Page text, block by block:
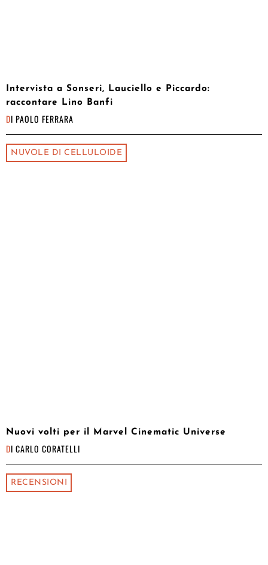
Intervista a Sonseri, Lauciello e Piccardo:
raccontare Lino Banfi
DI PAOLO FERRARA
NUVOLE DI CELLULOIDE
Nuovi volti per il Marvel Cinematic Universe
DI CARLO CORATELLI
RECENSIONI